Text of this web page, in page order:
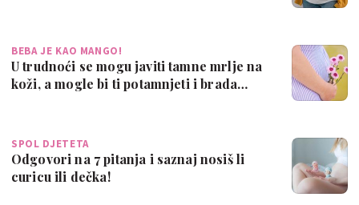
BEBA JE KAO MANGO!
U trudnoći se mogu javiti tamne mrlje na
koži, a mogle bi ti potamnjeti i brada…
SPOL DJETETA
Odgovori na 7 pitanja i saznaj nosiš li
curicu ili dečka!